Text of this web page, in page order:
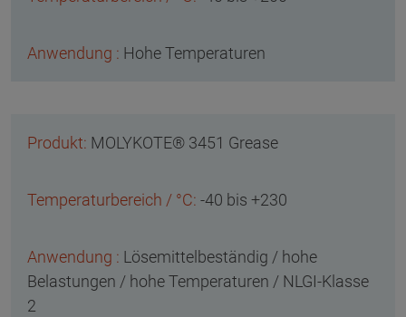
Hohe Temperaturen
MOLYKOTE® 3451 Grease
-40 bis +230
Lösemittelbeständig / hohe
Belastungen / hohe Temperaturen / NLGI-Klasse
2